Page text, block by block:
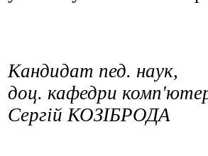
Кандидат пед. наук,
доц. кафедри
Сергій КОЗІБРОДА